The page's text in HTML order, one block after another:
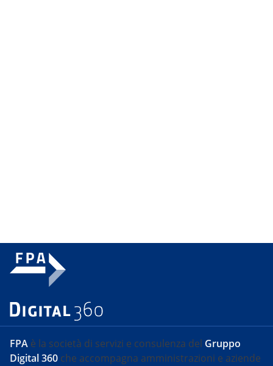
FPA è la società di servizi e consulenza del Gruppo
Digital 360 che accompagna amministrazioni e aziende